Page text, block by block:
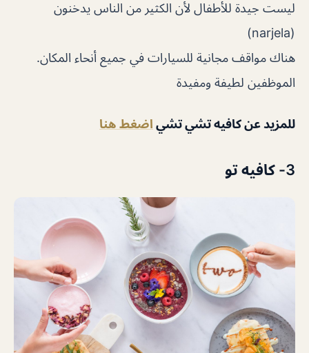
ليست جيدة للأطفال لأن الكثير من الناس يدخنون
(narjela)
هناك مواقف مجانية للسيارات في جميع أنحاء المكان.
الموظفين لطيفة ومفيدة
للمزيد عن كافيه تشي تشي اضغط هنا
3- كافيه تو